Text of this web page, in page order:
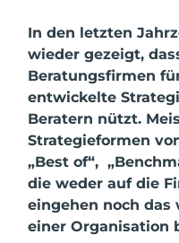
In den letzten
wieder gezeigt,
Beratungsfirmen
entwickelte
Beratern nützt.
Strategieformen
„Best of“,
die weder auf die
eingehen noch das
einer Organisation